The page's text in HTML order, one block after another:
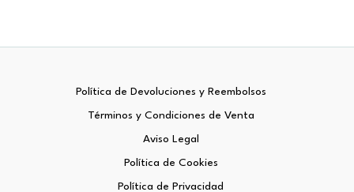
Política de Devoluciones y Reembolsos
Términos y Condiciones de Venta
Aviso Legal
Política de Cookies
Política de Privacidad